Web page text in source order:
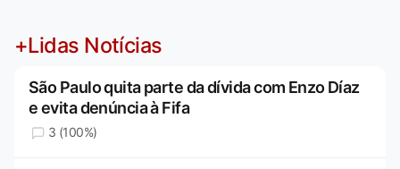
+Lidas Notícias
São Paulo quita parte da dívida com Enzo Díaz
e evita denúncia à Fifa
3 (100%)